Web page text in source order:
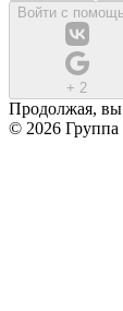
Войти с
+ 2
Продолжая,
© 2026 Группа